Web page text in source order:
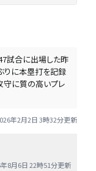
試合に出場した昨
りに本塁打を記録
守に質の高いプレ
年2月2日 3時32分更新
8月6日 22時51分更新